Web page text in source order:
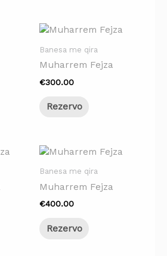
Banesa me qira
Muharrem Fejza
€300.00
Rezervo
Banesa me qira
Muharrem Fejza
€400.00
Rezervo